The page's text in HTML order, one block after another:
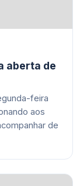
aberta de
feira
aos
de